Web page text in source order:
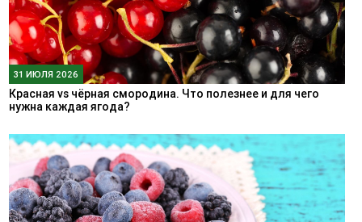
31 ИЮЛЯ 2026
Красная vs чёрная смородина. Что полезнее и для чего
нужна каждая ягода?